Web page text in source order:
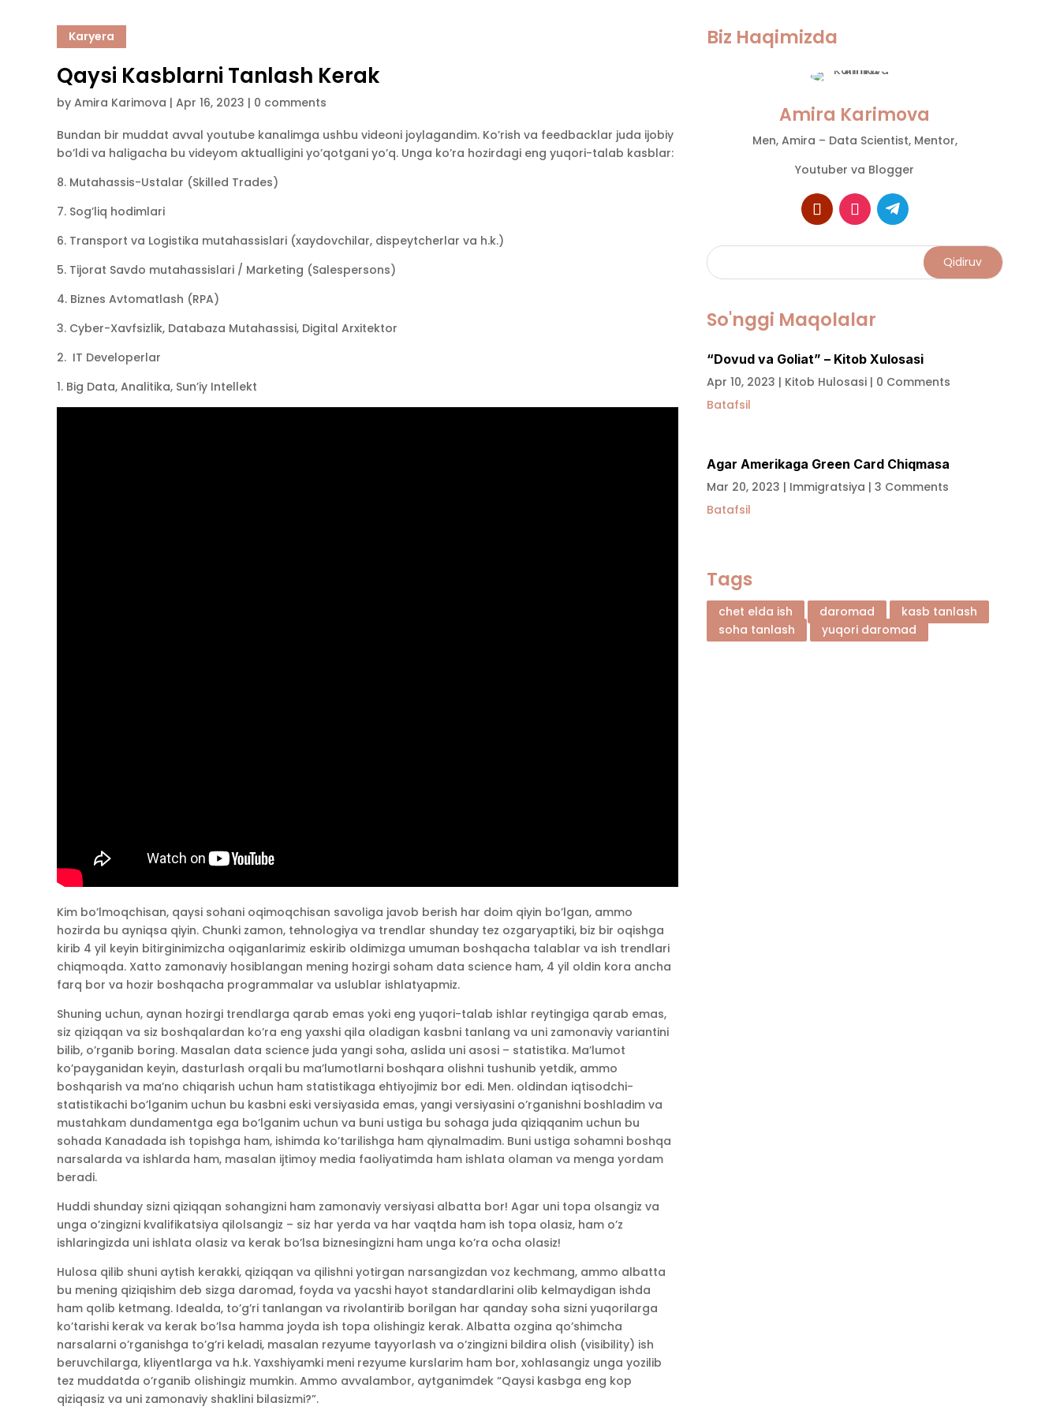
Karyera
Qaysi Kasblarni Tanlash Kerak
by Amira Karimova | Apr 16, 2023 | 0 comments
Bundan bir muddat avval youtube kanalimga ushbu videoni joylagandim. Ko’rish va feedbacklar juda ijobiy
bo’ldi va haligacha bu videyom aktualligini yo’qotgani yo’q. Unga ko’ra hozirdagi eng yuqori-talab kasblar:
8. Mutahassis-Ustalar (Skilled Trades)
7. Sog’liq hodimlari
6. Transport va Logistika mutahassislari (xaydovchilar, dispeytcherlar va h.k.)
5. Tijorat Savdo mutahassislari / Marketing (Salespersons)
4. Biznes Avtomatlash (RPA)
3. Cyber-Xavfsizlik, Databaza Mutahassisi, Digital Arxitektor
2. IT Developerlar
1. Big Data, Analitika, Sun’iy Intellekt
Kim bo’lmoqchisan, qaysi sohani oqimoqchisan savoliga javob berish har doim qiyin bo’lgan, ammo
hozirda bu ayniqsa qiyin. Chunki zamon, tehnologiya va trendlar shunday tez ozgaryaptiki, biz bir oqishga
kirib 4 yil keyin bitirginimizcha oqiganlarimiz eskirib oldimizga umuman boshqacha talablar va ish trendlari
chiqmoqda. Xatto zamonaviy hosiblangan mening hozirgi soham data science ham, 4 yil oldin kora ancha
farq bor va hozir boshqacha programmalar va uslublar ishlatyapmiz.
Shuning uchun, aynan hozirgi trendlarga qarab emas yoki eng yuqori-talab ishlar reytingiga qarab emas,
siz qiziqqan va siz boshqalardan ko’ra eng yaxshi qila oladigan kasbni tanlang va uni zamonaviy variantini
bilib, o’rganib boring. Masalan data science juda yangi soha, aslida uni asosi – statistika. Ma’lumot
ko’payganidan keyin, dasturlash orqali bu ma’lumotlarni boshqara olishni tushunib yetdik, ammo
boshqarish va ma’no chiqarish uchun ham statistikaga ehtiyojimiz bor edi. Men. oldindan iqtisodchi-
statistikachi bo’lganim uchun bu kasbni eski versiyasida emas, yangi versiyasini o’rganishni boshladim va
mustahkam dundamentga ega bo’lganim uchun va buni ustiga bu sohaga juda qiziqqanim uchun bu
sohada Kanadada ish topishga ham, ishimda ko’tarilishga ham qiynalmadim. Buni ustiga sohamni boshqa
narsalarda va ishlarda ham, masalan ijtimoy media faoliyatimda ham ishlata olaman va menga yordam
beradi.
Huddi shunday sizni qiziqqan sohangizni ham zamonaviy versiyasi albatta bor! Agar uni topa olsangiz va
unga o’zingizni kvalifikatsiya qilolsangiz – siz har yerda va har vaqtda ham ish topa olasiz, ham o’z
ishlaringizda uni ishlata olasiz va kerak bo’lsa biznesingizni ham unga ko’ra ocha olasiz!
Hulosa qilib shuni aytish kerakki, qiziqqan va qilishni yotirgan narsangizdan voz kechmang, ammo albatta
bu mening qiziqishim deb sizga daromad, foyda va yacshi hayot standardlarini olib kelmaydigan ishda
ham qolib ketmang. Idealda, to’g’ri tanlangan va rivolantirib borilgan har qanday soha sizni yuqorilarga
ko’tarishi kerak va kerak bo’lsa hamma joyda ish topa olishingiz kerak. Albatta ozgina qo’shimcha
narsalarni o’rganishga to’g’ri keladi, masalan rezyume tayyorlash va o’zingizni bildira olish (visibility) ish
beruvchilarga, kliyentlarga va h.k. Yaxshiyamki meni rezyume kurslarim ham bor, xohlasangiz unga yozilib
tez muddatda o’rganib olishingiz mumkin. Ammo avvalambor, aytganimdek “Qaysi kasbga eng kop
qiziqasiz va uni zamonaviy shaklini bilasizmi?”.
Biz Haqimizda
Amira Karimova
Men, Amira – Data Scientist, Mentor,
Youtuber va Blogger
So'nggi Maqolalar
“Dovud va Goliat” – Kitob Xulosasi
Apr 10, 2023 | Kitob Hulosasi | 0 Comments
Batafsil
Agar Amerikaga Green Card Chiqmasa
Mar 20, 2023 | Immigratsiya | 3 Comments
Batafsil
Tags
chet elda ish daromad
kasb tanlash
soha tanlash
yuqori daromad